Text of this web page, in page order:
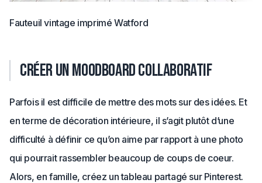
Fauteuil vintage imprimé Watford
Créer un moodboard collaboratif
Parfois il est difficile de mettre des mots sur des idées. Et
en terme de décoration intérieure, il s’agit plutôt d’une
difficulté à définir ce qu’on aime par rapport à une photo
qui pourrait rassembler beaucoup de coups de coeur.
Alors, en famille, créez un tableau partagé sur Pinterest.